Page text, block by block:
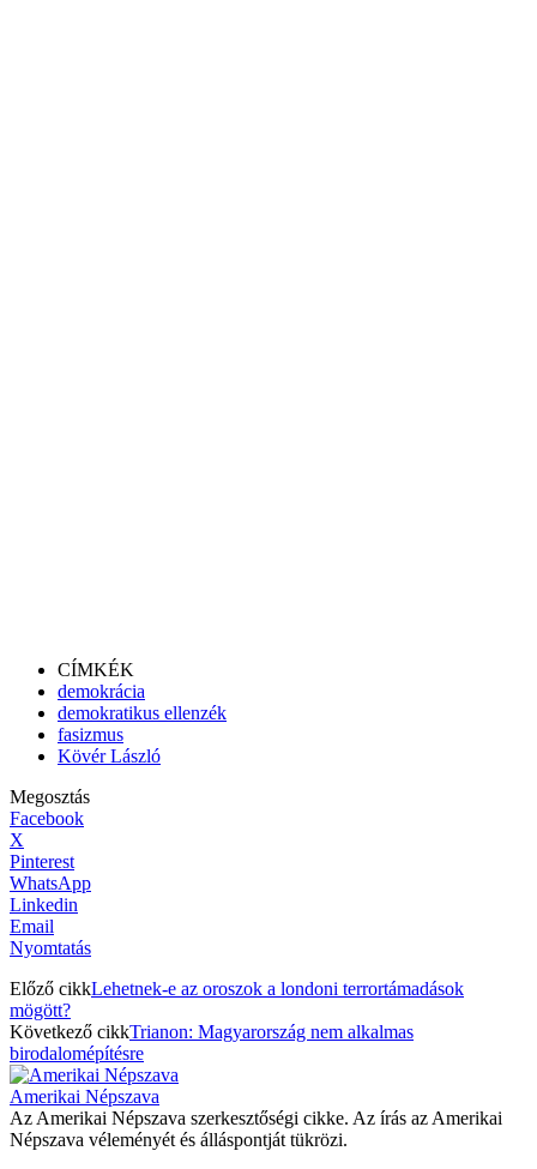
CÍMKÉK
demokrácia
demokratikus ellenzék
fasizmus
Kövér László
Megosztás
Facebook
X
Pinterest
WhatsApp
Linkedin
Email
Nyomtatás
Előző cikkLehetnek-e az oroszok a londoni terrortámadások
mögött?
Következő cikkTrianon: Magyarország nem alkalmas
birodalomépítésre
Amerikai Népszava
Az Amerikai Népszava szerkesztőségi cikke. Az írás az Amerikai
Népszava véleményét és álláspontját tükrözi.